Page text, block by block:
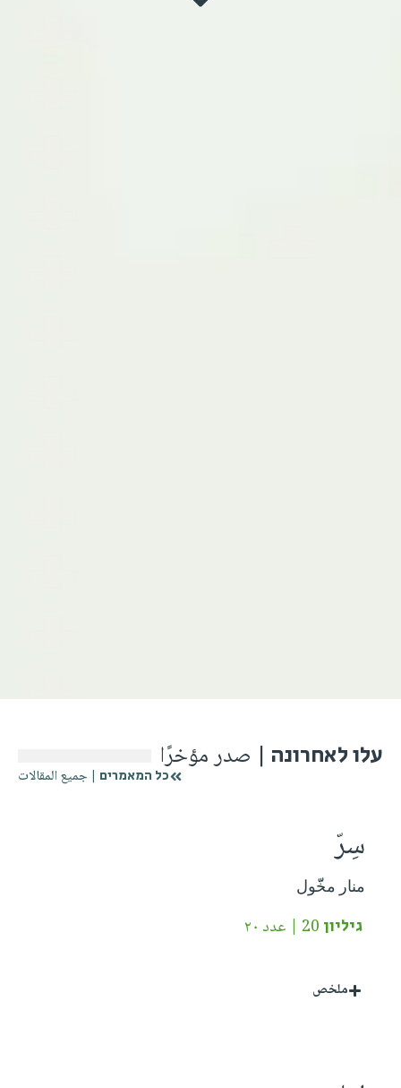
עלו לאחרונה | صدر مؤخرًاכל המאמרים | جميع المقالات
سِرّ
منار مخّّول
גיליון 20 | عدد ٢٠
ملخص